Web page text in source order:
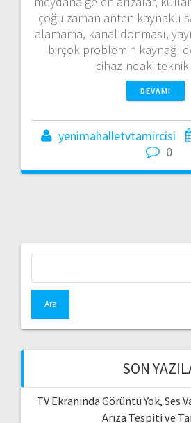
çoğu zaman anten kaynaklı
alamama, kanal donması,
birçok problemin kaynağı
cihazındaki
DEVAMI
yenimahalletvtamircisi
0
SON
TV Ekranında Görüntü Yok, Ses
Arıza Tespiti ve